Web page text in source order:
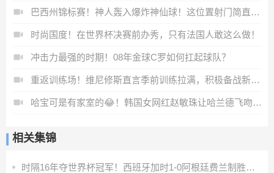
巴西州锦标赛！神人轰入爆炸神仙球！这位置射门简直不讲道理！
时尚国度！在世界杯决赛前办秀，只有法国人敢这么做！
冲击力最强的时期！08年金球C罗如何扛起球队？
重返训练场！维尼修斯直言季前训练拉满，积极备战新赛季
哈宝可是有家室的😂！韩国女网红赵敏珠让哈兰德飞吻被拒
相关集锦
时隔16年夺世界杯冠军！西班牙加时1-0阿根廷费兰制胜恩佐染红